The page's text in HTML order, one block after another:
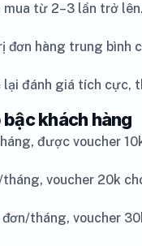
mua từ 2–3 lần trở lên.
đơn hàng trung bình
lại đánh giá tích
khách hàng
được voucher
voucher 20k
đơn/tháng, voucher